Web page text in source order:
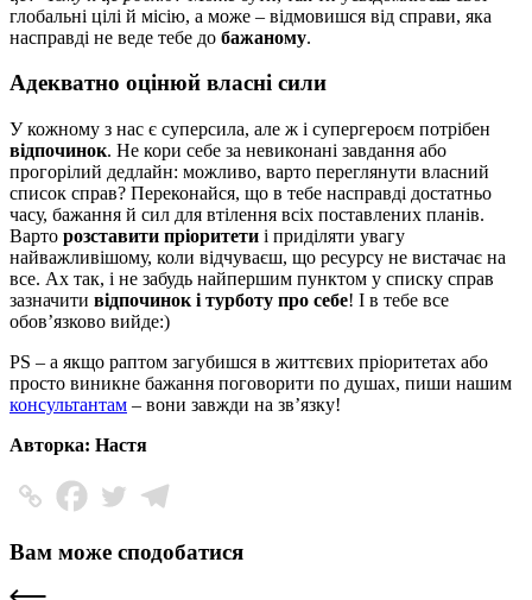
глобальні цілі й місію, а може – відмовишся від справи, яка
насправді не веде тебе до бажаному.
Адекватно оцінюй власні сили
У кожному з нас є суперсила, але ж і супергероєм потрібен
відпочинок. Не кори себе за невиконані завдання або
прогорілий дедлайн: можливо, варто переглянути власний
список справ? Переконайся, що в тебе насправді достатньо
часу, бажання й сил для втілення всіх поставлених планів.
Варто розставити пріоритети і приділяти увагу
найважливішому, коли відчуваєш, що ресурсу не вистачає на
все. Ах так, і не забудь найпершим пунктом у списку справ
зазначити відпочинок і турботу про себе! І в тебе все
обов’язково вийде:)
PS – а якщо раптом загубишся в життєвих пріоритетах або
просто виникне бажання поговорити по душах, пиши нашим
консультантам – вони завжди на зв’язку!
Авторка: Настя
Вам може сподобатися